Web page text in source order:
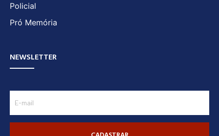
Policial
Pró Memória
NEWSLETTER